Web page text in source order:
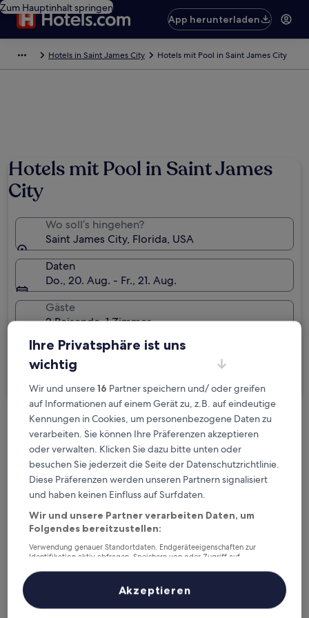
Zum Hauptinhalt springen
App herunterladen
Hotels in Saint James City Hotels mit Pool in Saint James City
Hotels mit Pool in Saint James
City
Wo soll’s hingehen?
Saint James City, Florida, USA
Daten
Do., 20. Aug. - Fr., 21. Aug.
Gäste
2 Reisende, 1 Zimmer
Ich reise geschäftlich
Kostenlose Stornierung bei
Planänderungen
Verdiene Prämien für jede
wahrgenommene Übernachtung
Mehr sparen mit Preisen für Mitglieder
Überprüfe die Preise für diese Daten
Ihre Privatsphäre ist uns
wichtig
Wir und unsere16 Partner speichern und/ oder greifen
auf Informationen auf einem Gerät zu, z.B. auf eindeutige
Kennungen in Cookies, um personenbezogene Daten zu
verarbeiten. Sie können Ihre Präferenzen akzeptieren
oder verwalten. Klicken Sie dazu bitte unten oder
besuchen Sie jederzeit die Seite der Datenschutzrichtlinie.
Diese Präferenzen werden unseren Partnern signalisiert
und haben keinen Einfluss auf Surfdaten.
Wir und unsere Partner verarbeiten Daten, um
Folgendes bereitzustellen:
Verwendung genauer Standortdaten. Endgeräteeigenschaften zur
Identifikation aktiv abfragen. Speichern von oder Zugriff auf
Inhalte, Messung von Werbeleistung und der Performance von Inhalten,
Zielgruppenforschung sowie Entwicklung und Verbesserung von
Liste der Partner (Lieferanten)
Akzeptieren